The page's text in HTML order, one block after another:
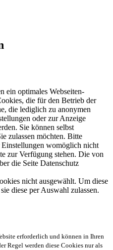
ein optimales Webseiten-
die für den Betrieb der
die lediglich zu anonymen
oder zur Anzeige
Sie können selbst
zulassen möchten. Bitte
Einstellungen womöglich nicht
zur Verfügung stehen. Die von
die Seite Datenschutz
nicht ausgewählt. Um diese
diese per Auswahl zulassen.
erforderlich und können in Ihren
Regel werden diese Cookies nur als